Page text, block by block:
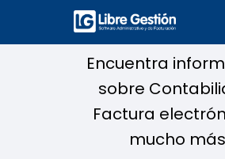
Encuentra
sobre
Factura
mucho más